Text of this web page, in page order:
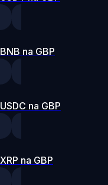
BNB na GBP
USDC na GBP
XRP na GBP